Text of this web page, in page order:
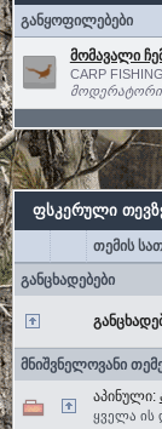
განყოფილებები
მომავალი
CARP FISHING
ფსკერული
თემის
განცხადებები
მნიშვნელოვანი
აპინული:
ყველა ის